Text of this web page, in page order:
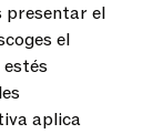
presentar el
el
aplica